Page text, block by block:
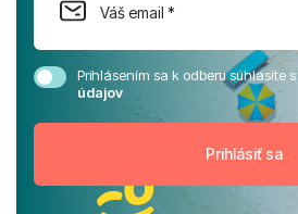
Prihlásením sa k odberu súhlasíte s
údajov